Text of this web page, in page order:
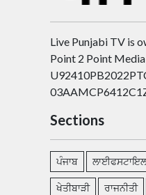
Live Punjabi TV is
Point 2 Point
Sections
ਪੰਜਾਬ ਲਾਈਫਸਟਾਇਲ
ਖੇਤੀਬਾੜੀ ਰਾਜਨੀਤੀ